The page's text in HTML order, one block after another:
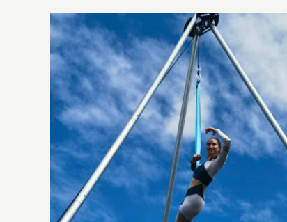
31. REGIJSKE IGRE SOS – VEČ KOT ŠPORT –
DAN, KI BO OSTAL Z NAMI